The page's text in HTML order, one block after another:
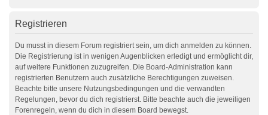
Registrieren
Du musst in diesem Forum registriert sein, um dich anmelden zu können.
Die Registrierung ist in wenigen Augenblicken erledigt und ermöglicht dir,
auf weitere Funktionen zuzugreifen. Die Board-Administration kann
registrierten Benutzern auch zusätzliche Berechtigungen zuweisen.
Beachte bitte unsere Nutzungsbedingungen und die verwandten
Regelungen, bevor du dich registrierst. Bitte beachte auch die jeweiligen
Forenregeln, wenn du dich in diesem Board bewegst.